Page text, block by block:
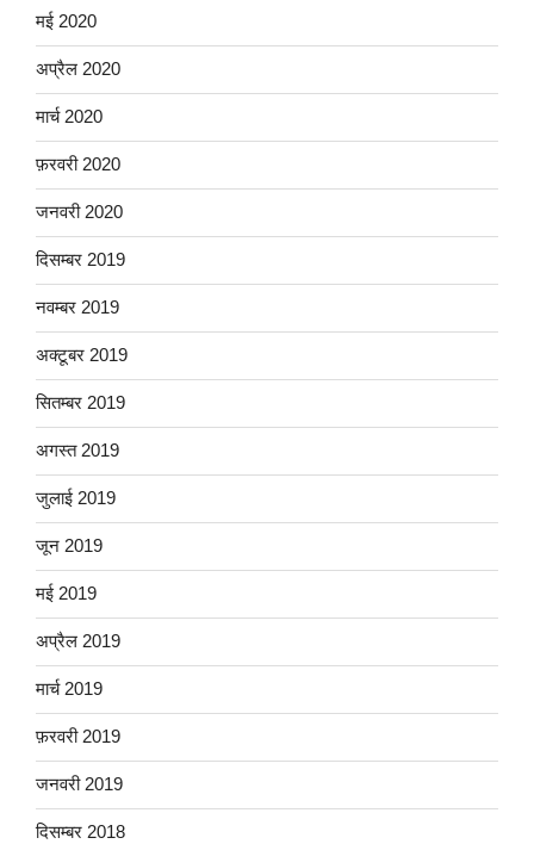
मई 2020
अप्रैल 2020
मार्च 2020
फ़रवरी 2020
जनवरी 2020
दिसम्बर 2019
नवम्बर 2019
अक्टूबर 2019
सितम्बर 2019
अगस्त 2019
जुलाई 2019
जून 2019
मई 2019
अप्रैल 2019
मार्च 2019
फ़रवरी 2019
जनवरी 2019
दिसम्बर 2018